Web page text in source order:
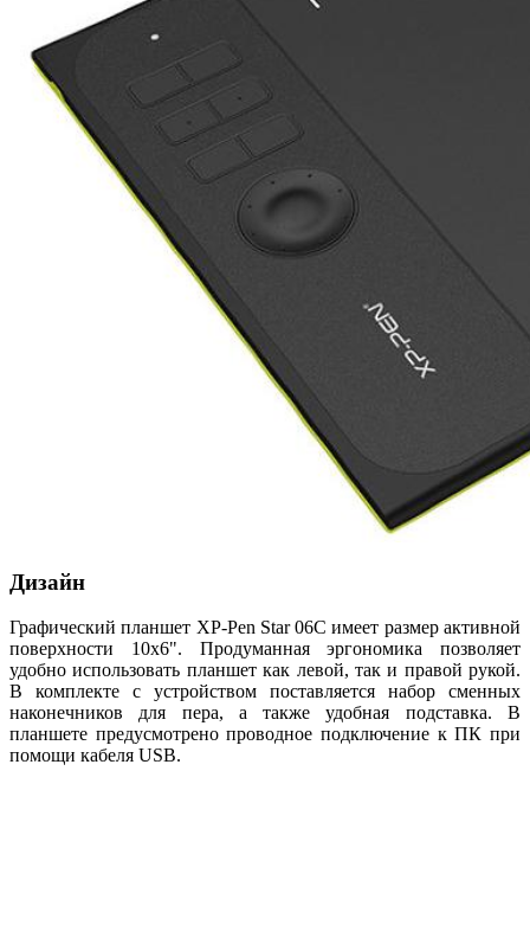
Дизайн
Графический планшет XP-Pen Star 06С имеет размер активной
поверхности 10x6". Продуманная эргономика позволяет
удобно использовать планшет как левой, так и правой рукой.
В комплекте с устройством поставляется набор сменных
наконечников для пера, а также удобная подставка. В
планшете предусмотрено проводное подключение к ПК при
помощи кабеля USB.